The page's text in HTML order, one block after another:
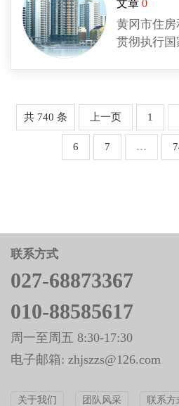
理；主管城
客运、市政
容卫生、
保护；负
设和管理工
技人才队
产市场的责
场、规范市
行建设项
和指导村
筑工程质
址：建始
文章0
黄冈市住房
贯彻执行
业、建筑
地方性行
中长期发
作等。 地
共 740 条 上一页 1
6 7 …
联系方式
027-68873367
010-88585617
周一至周五 8:30-17:30
电子邮箱: zhjszzs@126.com
关于我们 团队风采 联系方